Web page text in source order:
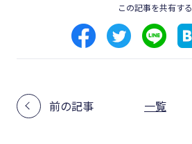
この記事を共有する
前の記事 一覧